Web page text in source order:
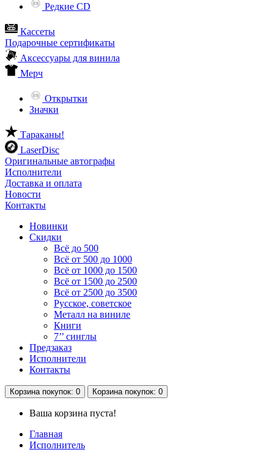
Редкие CD
Кассеты
Подарочные сертификаты
Аксессуары для винила
Мерч
Открытки
Значки
Тараканы!
LaserDisc
Оригинальные автографы
Исполнители
Доставка и оплата
Новости
Контакты
Новинки
Скидки
Всё до 500
Всё от 500 до 1000
Всё от 1000 до 1500
Всё от 1500 до 2500
Всё от 2500 до 3500
Русское, советское
Металл на виниле
Книги
7’’ синглы
Предзаказ
Исполнители
Контакты
Корзина покупок: 0 Корзина покупок: 0
Ваша корзина пуста!
Главная
Исполнитель